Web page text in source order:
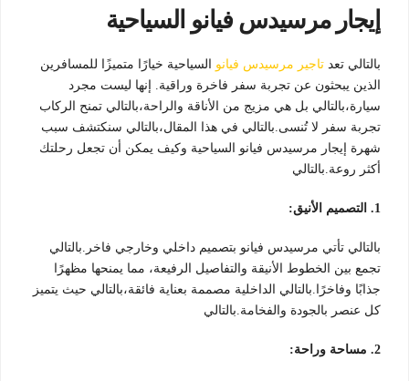
إيجار مرسيدس فيانو السياحية
بالتالي تعد تاجير مرسيدس فيانو السياحية خيارًا متميزًا للمسافرين
الذين يبحثون عن تجربة سفر فاخرة وراقية. إنها ليست مجرد
سيارة،بالتالي بل هي مزيج من الأناقة والراحة،بالتالي تمنح الركاب
تجربة سفر لا تُنسى.بالتالي في هذا المقال،بالتالي سنكتشف سبب
شهرة إيجار مرسيدس فيانو السياحية وكيف يمكن أن تجعل رحلتك
أكثر روعة.بالتالي
1. التصميم الأنيق:
بالتالي تأتي مرسيدس فيانو بتصميم داخلي وخارجي فاخر.بالتالي
تجمع بين الخطوط الأنيقة والتفاصيل الرفيعة، مما يمنحها مظهرًا
جذابًا وفاخرًا.بالتالي الداخلية مصممة بعناية فائقة،بالتالي حيث يتميز
كل عنصر بالجودة والفخامة.بالتالي
2. مساحة وراحة: